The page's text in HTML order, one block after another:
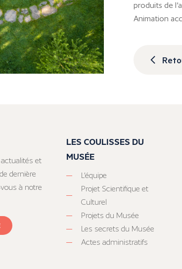
produits de
Animation
et
dernière
à notre
LES COULISSES DU
MUSÉE
L’équipe
Projet Scientifique et
Culturel
Projets du Musée
Les secrets du Musée
Actes administratifs